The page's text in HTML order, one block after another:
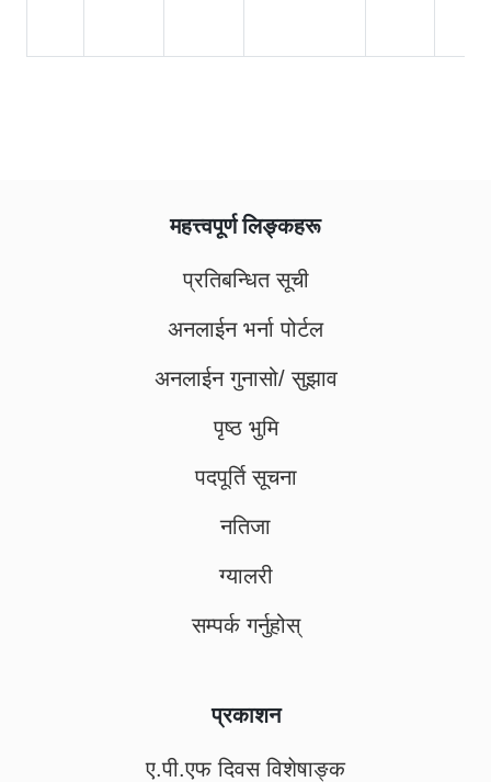
महत्त्वपूर्ण लिङ्कहरू
प्रतिबन्धित सूची
अनलाईन भर्ना पोर्टल
अनलाईन गुनासो/ सुझाव
पृष्ठ भुमि
पदपूर्ति सूचना
नतिजा
ग्यालरी
सम्पर्क गर्नुहोस्
प्रकाशन
ए.पी.एफ दिवस विशेषाङ्क